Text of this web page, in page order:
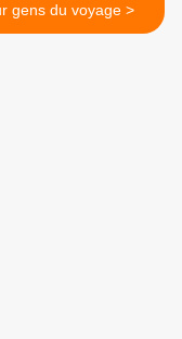
pour gens du voyage >